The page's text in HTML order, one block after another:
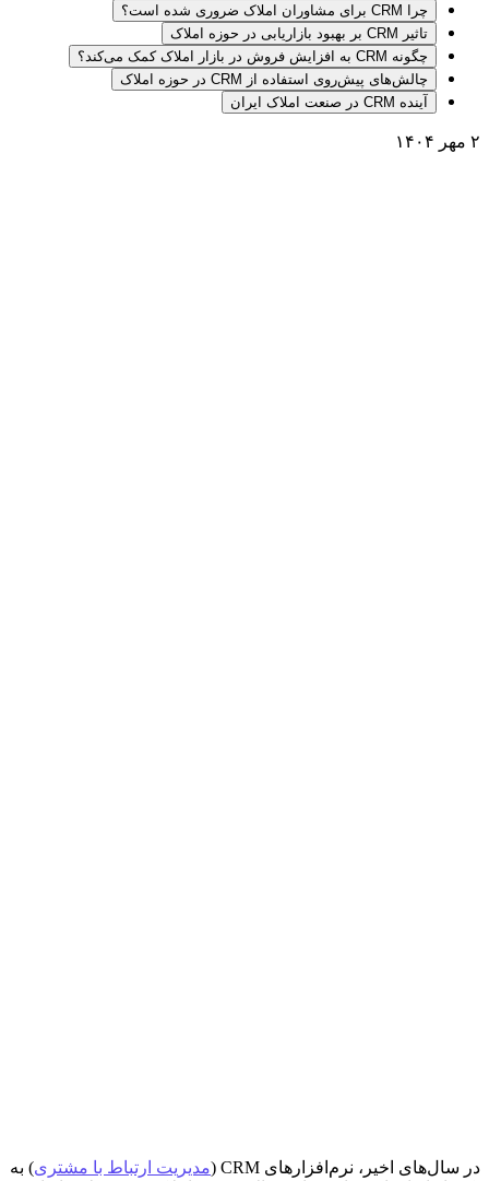
چرا CRM برای مشاوران املاک ضروری شده است؟
تاثیر CRM بر بهبود بازاریابی در حوزه املاک
چگونه CRM به افزایش فروش در بازار املاک کمک می‌کند؟
چالش‌های پیش‌روی استفاده از CRM در حوزه املاک
آینده CRM در صنعت املاک ایران
۲ مهر ۱۴۰۴
در سال‌های اخیر، نرم‌افزارهای CRM ( مدیریت ارتباط با مشتری) به